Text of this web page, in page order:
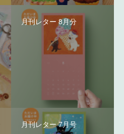
月刊レター 8月分
月刊レター 7月号